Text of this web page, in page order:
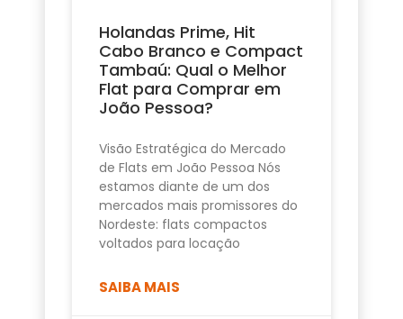
Holandas Prime, Hit
Cabo Branco e Compact
Tambaú: Qual o Melhor
Flat para Comprar em
João Pessoa?
Visão Estratégica do Mercado
de Flats em João Pessoa Nós
estamos diante de um dos
mercados mais promissores do
Nordeste: flats compactos
voltados para locação
SAIBA MAIS